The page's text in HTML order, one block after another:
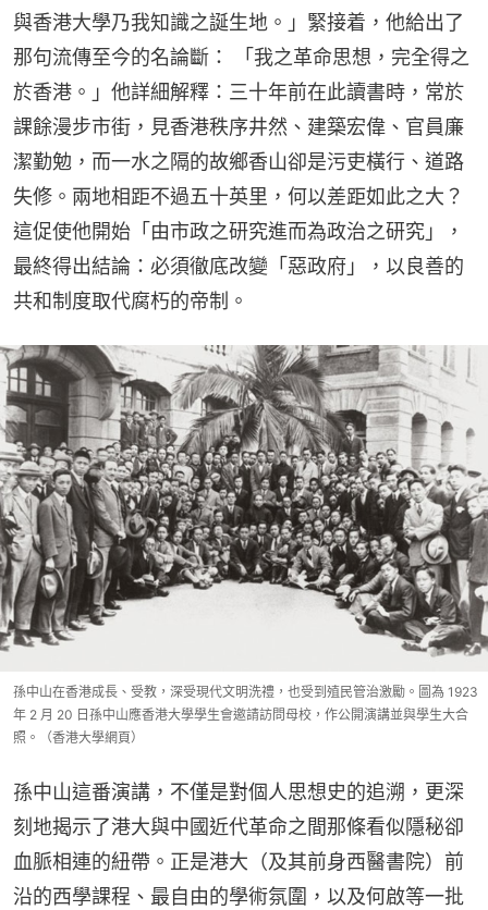
與香港大學乃我知識之誕生地。」緊接着，他給出了
那句流傳至今的名論斷： 「我之革命思想，完全得之
於香港。」他詳細解釋：三十年前在此讀書時，常於
課餘漫步市街，見香港秩序井然、建築宏偉、官員廉
潔勤勉，而一水之隔的故鄉香山卻是污吏橫行、道路
失修。兩地相距不過五十英里，何以差距如此之大？
這促使他開始「由市政之研究進而為政治之研究」，
最終得出結論：必須徹底改變「惡政府」，以良善的
共和制度取代腐朽的帝制。
孫中山在香港成長、受教，深受現代文明洗禮，也受到殖民管治激勵。圖為 1923
年 2 月 20 日孫中山應香港大學學生會邀請訪問母校，作公開演講並與學生大合
照。（香港大學網頁）
孫中山這番演講，不僅是對個人思想史的追溯，更深
刻地揭示了港大與中國近代革命之間那條看似隱秘卻
血脈相連的紐帶。正是港大（及其前身西醫書院）前
沿的西學課程、最自由的學術氛圍，以及何啟等一批